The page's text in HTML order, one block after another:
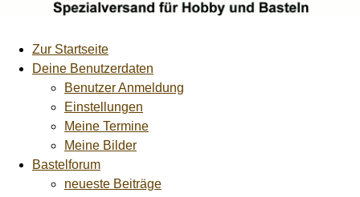
Zur Startseite
Deine Benutzerdaten
Benutzer Anmeldung
Einstellungen
Meine Termine
Meine Bilder
Bastelforum
neueste Beiträge